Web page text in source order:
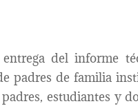
del informe
padres de familia
estudiantes y